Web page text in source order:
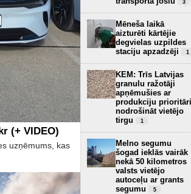
(+ VIDEO)
uzņēmums, kas
3
Mēneša laikā
aizturēti kārtējie
degvielas uzpildes
staciju apzadzēji
1
KEM: Trīs Latvijas
granulu ražotāji
apņēmušies ar
produkciju prioritāri
nodrošināt vietējo
tirgu
1
Melno segumu
šogad ieklās vairāk
nekā 50 kilometros
valsts vietējo
autoceļu ar grants
segumu
5